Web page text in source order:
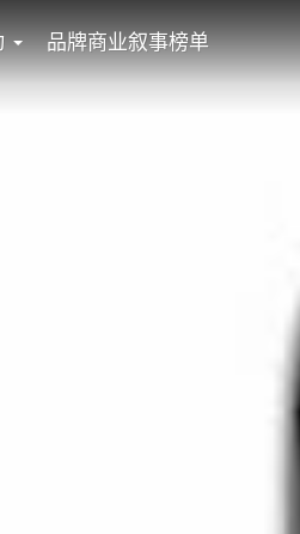
品牌商业叙事榜单